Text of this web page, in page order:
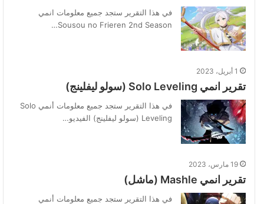
في هذا التقرير ستجد جميع معلومات انمي
Sousou no Frieren 2nd Season…
1 أبريل، 2023
تقرير انمي Solo Leveling (سولو ليفلينج)
في هذا التقرير ستجد جميع معلومات أنمي Solo
Leveling (سولو ليفلينج) الفيديو…
19 مارس، 2023
تقرير انمي Mashle (ماشل)
في هذا التقرير ستجد جميع معلومات أنمي